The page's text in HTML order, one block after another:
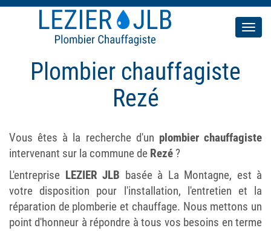
Plombier chauffagiste
Rezé
Vous êtes à la recherche d'un plombier chauffagiste
intervenant sur la commune de Rezé ?
L'entreprise LEZIER JLB basée à La Montagne, est à
votre disposition pour l'installation, l'entretien et la
réparation de plomberie et chauffage. Nous mettons un
point d'honneur à répondre à tous vos besoins en terme